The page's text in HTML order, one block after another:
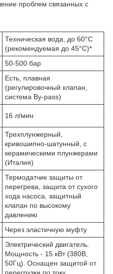
проблем связанных с
Техническая вода, до 60°С
(рекомендуемая до 45°С)*
50-500 бар
Есть, плавная
(регулировочный клапан,
система By-pass)
16 л/мин
Трехплунжерный,
кривошипно-шатунный, с
керамическими плунжерами
(Италия)
Термодатчик защиты от
перегрева, защита от сухого
хода насоса, защитный
клапан по высокому
давлению
Через эластичную муфту
Электрический двигатель.
Мощность - 15 кВт (380В,
50Гц). Оснащен защитой от